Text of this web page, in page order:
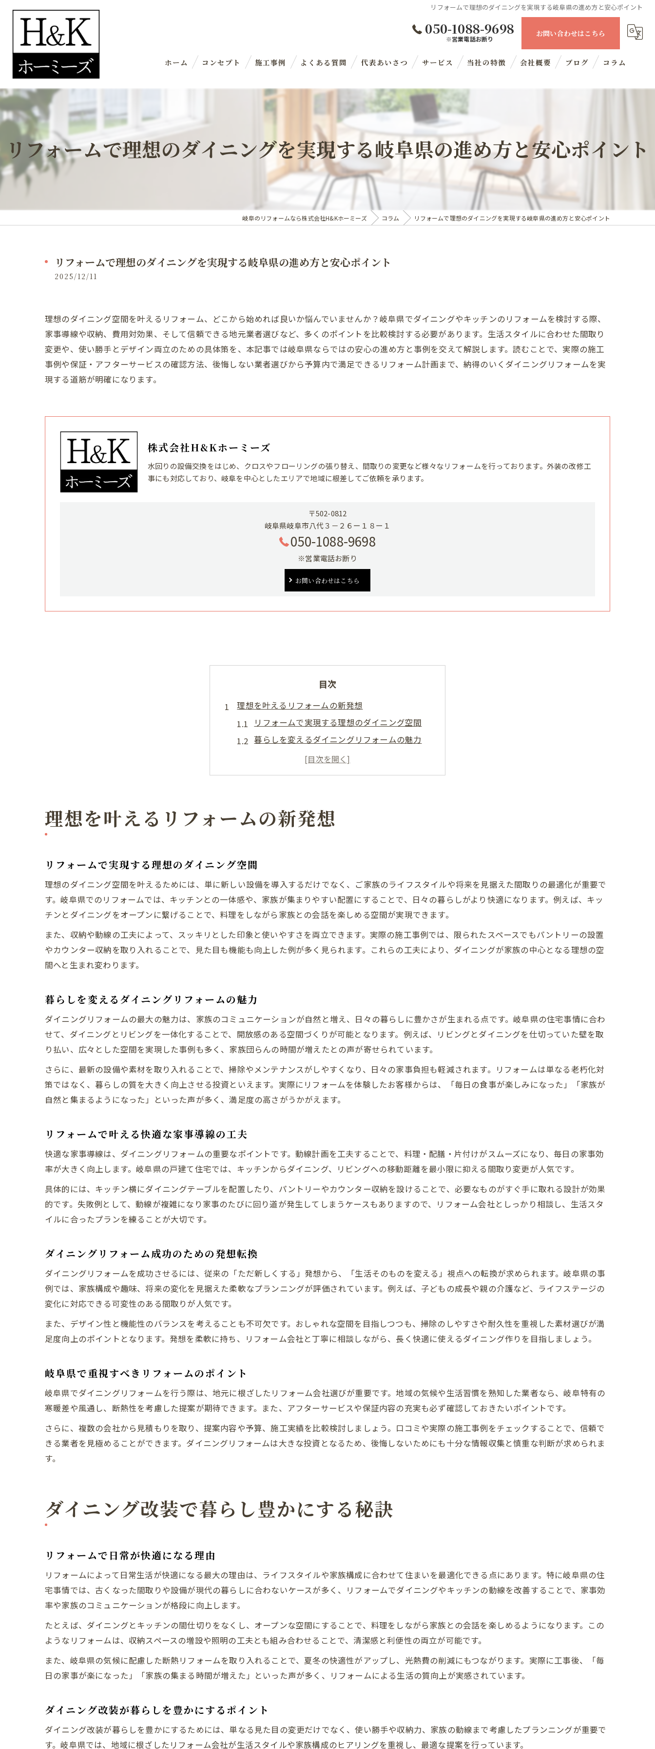
リフォームで理想のダイニングを実現する岐阜県の進め方と安心ポイント
050-1088-9698
※営業電話お断り
お問い合わせはこちら
ホーム コンセプト 施工事例 よくある質問 代表あいさつ サービス 当社の特徴
マンション
リノベーション
水回り
会社概要 ブログ コラム
リフォームで理想のダイニングを実現する岐阜県の進め方と安心ポイント
岐阜のリフォームなら株式会社H&Kホーミーズ コラム リフォームで理想のダイニングを実現する岐阜県の進め方と安心ポイント
リフォームで理想のダイニングを実現する岐阜県の進め方と安心ポイント
2025/12/11
理想のダイニング空間を叶えるリフォーム、どこから始めれば良いか悩んでいませんか？岐阜県でダイニングやキッチンのリフォームを検討する際、
家事導線や収納、費用対効果、そして信頼できる地元業者選びなど、多くのポイントを比較検討する必要があります。生活スタイルに合わせた間取り
変更や、使い勝手とデザイン両立のための具体策を、本記事では岐阜県ならではの安心の進め方と事例を交えて解説します。読むことで、実際の施工
事例や保証・アフターサービスの確認方法、後悔しない業者選びから予算内で満足できるリフォーム計画まで、納得のいくダイニングリフォームを実
現する道筋が明確になります。
株式会社H&Kホーミーズ
水回りの設備交換をはじめ、クロスやフローリングの張り替え、間取りの変更など様々なリフォームを行っております。外装の改修工
事にも対応しており、岐阜を中心としたエリアで地域に根差してご依頼を承ります。
〒502-0812
岐阜県岐阜市八代３－２６ー１８ー１
050-1088-9698
※営業電話お断り
お問い合わせはこちら
目次
理想を叶えるリフォームの新発想
リフォームで実現する理想のダイニング空間
暮らしを変えるダイニングリフォームの魅力
リフォームで叶える快適な家事導線の工夫
ダイニングリフォーム成功のための発想転換
ダイニング改装で暮らし豊かにする秘訣
リフォームで日常が快適になる理由
家族の団らんを生むリフォームアイデア
暮らしやすさを追求したダイニングリフォーム
住まいの心地よさを高めるダイニング術
ダイニングリフォームが快適さを生む理由
リフォームで実現する癒やしの空間づくり
間取り変更で実感するリフォーム効果
リフォームで間取り変更するメリット
ダイニングリフォームで広がる家族の時間
快適な動線を生む間取り変更のポイント
リフォーム時に注意すべき間取りの工夫
岐阜県のリフォーム実例から学ぶ成功法
リフォームで重視するべき使いやすさの要点
ダイニング改装の失敗しない段取りとは
リフォーム会社との打ち合わせのコツ
岐阜県で満足できるリフォーム計画の立て方
ダイニングとキッチンの動線改善リフォーム
家事が楽になるダイニング改装の秘訣
リフォームで収納力を高めるアイデア
理想を叶えるリフォームの新発想
リフォームで実現する理想のダイニング空間
理想のダイニング空間を叶えるためには、単に新しい設備を導入するだけでなく、ご家族のライフスタイルや将来を見据えた間取りの最適化が重要で
す。岐阜県でのリフォームでは、キッチンとの一体感や、家族が集まりやすい配置にすることで、日々の暮らしがより快適になります。例えば、キッ
チンとダイニングをオープンに繋げることで、料理をしながら家族との会話を楽しめる空間が実現できます。
また、収納や動線の工夫によって、スッキリとした印象と使いやすさを両立できます。実際の施工事例では、限られたスペースでもパントリーの設置
やカウンター収納を取り入れることで、見た目も機能も向上した例が多く見られます。これらの工夫により、ダイニングが家族の中心となる理想の空
間へと生まれ変わります。
暮らしを変えるダイニングリフォームの魅力
ダイニングリフォームの最大の魅力は、家族のコミュニケーションが自然と増え、日々の暮らしに豊かさが生まれる点です。岐阜県の住宅事情に合わ
せて、ダイニングとリビングを一体化することで、開放感のある空間づくりが可能となります。例えば、リビングとダイニングを仕切っていた壁を取
り払い、広々とした空間を実現した事例も多く、家族団らんの時間が増えたとの声が寄せられています。
さらに、最新の設備や素材を取り入れることで、掃除やメンテナンスがしやすくなり、日々の家事負担も軽減されます。リフォームは単なる老朽化対
策ではなく、暮らしの質を大きく向上させる投資といえます。実際にリフォームを体験したお客様からは、「毎日の食事が楽しみになった」「家族が
自然と集まるようになった」といった声が多く、満足度の高さがうかがえます。
リフォームで叶える快適な家事導線の工夫
快適な家事導線は、ダイニングリフォームの重要なポイントです。動線計画を工夫することで、料理・配膳・片付けがスムーズになり、毎日の家事効
率が大きく向上します。岐阜県の戸建て住宅では、キッチンからダイニング、リビングへの移動距離を最小限に抑える間取り変更が人気です。
具体的には、キッチン横にダイニングテーブルを配置したり、パントリーやカウンター収納を設けることで、必要なものがすぐ手に取れる設計が効果
的です。失敗例として、動線が複雑になり家事のたびに回り道が発生してしまうケースもありますので、リフォーム会社としっかり相談し、生活スタ
イルに合ったプランを練ることが大切です。
ダイニングリフォーム成功のための発想転換
ダイニングリフォームを成功させるには、従来の「ただ新しくする」発想から、「生活そのものを変える」視点への転換が求められます。岐阜県の事
例では、家族構成や趣味、将来の変化を見据えた柔軟なプランニングが評価されています。例えば、子どもの成長や親の介護など、ライフステージの
変化に対応できる可変性のある間取りが人気です。
また、デザイン性と機能性のバランスを考えることも不可欠です。おしゃれな空間を目指しつつも、掃除のしやすさや耐久性を重視した素材選びが満
足度向上のポイントとなります。発想を柔軟に持ち、リフォーム会社と丁寧に相談しながら、長く快適に使えるダイニング作りを目指しましょう。
岐阜県で重視すべきリフォームのポイント
岐阜県でダイニングリフォームを行う際は、地元に根ざしたリフォーム会社選びが重要です。地域の気候や生活習慣を熟知した業者なら、岐阜特有の
寒暖差や風通し、断熱性を考慮した提案が期待できます。また、アフターサービスや保証内容の充実も必ず確認しておきたいポイントです。
さらに、複数の会社から見積もりを取り、提案内容や予算、施工実績を比較検討しましょう。口コミや実際の施工事例をチェックすることで、信頼で
きる業者を見極めることができます。ダイニングリフォームは大きな投資となるため、後悔しないためにも十分な情報収集と慎重な判断が求められま
す。
ダイニング改装で暮らし豊かにする秘訣
リフォームで日常が快適になる理由
リフォームによって日常生活が快適になる最大の理由は、ライフスタイルや家族構成に合わせて住まいを最適化できる点にあります。特に岐阜県の住
宅事情では、古くなった間取りや設備が現代の暮らしに合わないケースが多く、リフォームでダイニングやキッチンの動線を改善することで、家事効
率や家族のコミュニケーションが格段に向上します。
たとえば、ダイニングとキッチンの間仕切りをなくし、オープンな空間にすることで、料理をしながら家族との会話を楽しめるようになります。この
ようなリフォームは、収納スペースの増設や照明の工夫とも組み合わせることで、清潔感と利便性の両立が可能です。
また、岐阜県の気候に配慮した断熱リフォームを取り入れることで、夏冬の快適性がアップし、光熱費の削減にもつながります。実際に工事後、「毎
日の家事が楽になった」「家族の集まる時間が増えた」といった声が多く、リフォームによる生活の質向上が実感されています。
ダイニング改装が暮らしを豊かにするポイント
ダイニング改装が暮らしを豊かにするためには、単なる見た目の変更だけでなく、使い勝手や収納力、家族の動線まで考慮したプランニングが重要で
す。岐阜県では、地域に根ざしたリフォーム会社が生活スタイルや家族構成のヒアリングを重視し、最適な提案を行っています。